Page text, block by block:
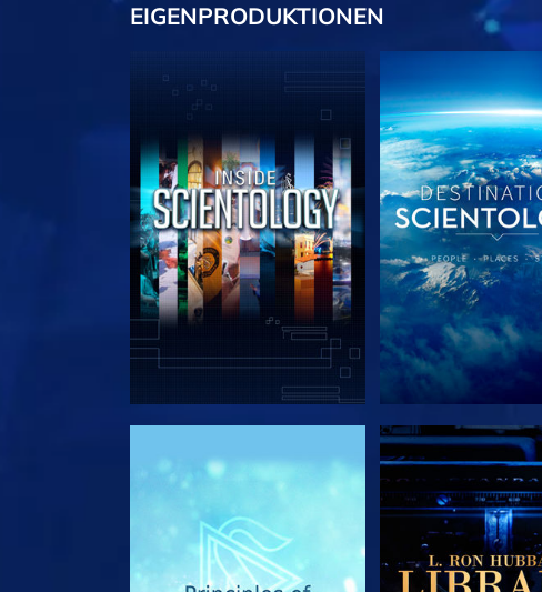
EIGENPRODUKTIONEN
SERIE ENTDECKEN SERIE